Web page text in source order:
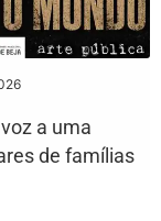
a uma
de famílias